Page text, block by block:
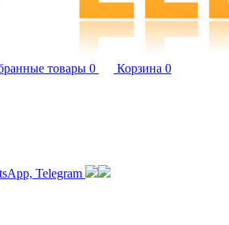
товары 0 Корзина 0
Telegram